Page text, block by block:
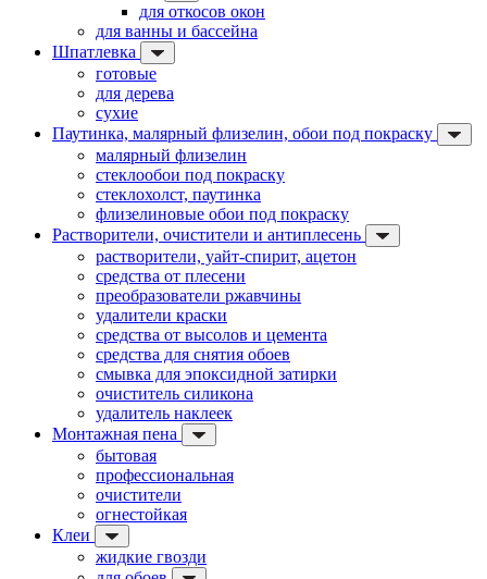
для откосов окон
для ванны и бассейна
Шпатлевка
готовые
для дерева
сухие
Паутинка, малярный флизелин, обои под покраску
малярный флизелин
стеклообои под покраску
стеклохолст, паутинка
флизелиновые обои под покраску
Растворители, очистители и антиплесень
растворители, уайт-спирит, ацетон
средства от плесени
преобразователи ржавчины
удалители краски
средства от высолов и цемента
средства для снятия обоев
смывка для эпоксидной затирки
очиститель силикона
удалитель наклеек
Монтажная пена
бытовая
профессиональная
очистители
огнестойкая
Клеи
жидкие гвозди